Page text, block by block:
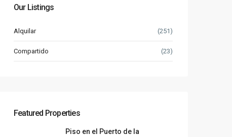
Our Listings
Alquilar (251)
Compartido (23)
Featured Properties
Piso en el Puerto de la